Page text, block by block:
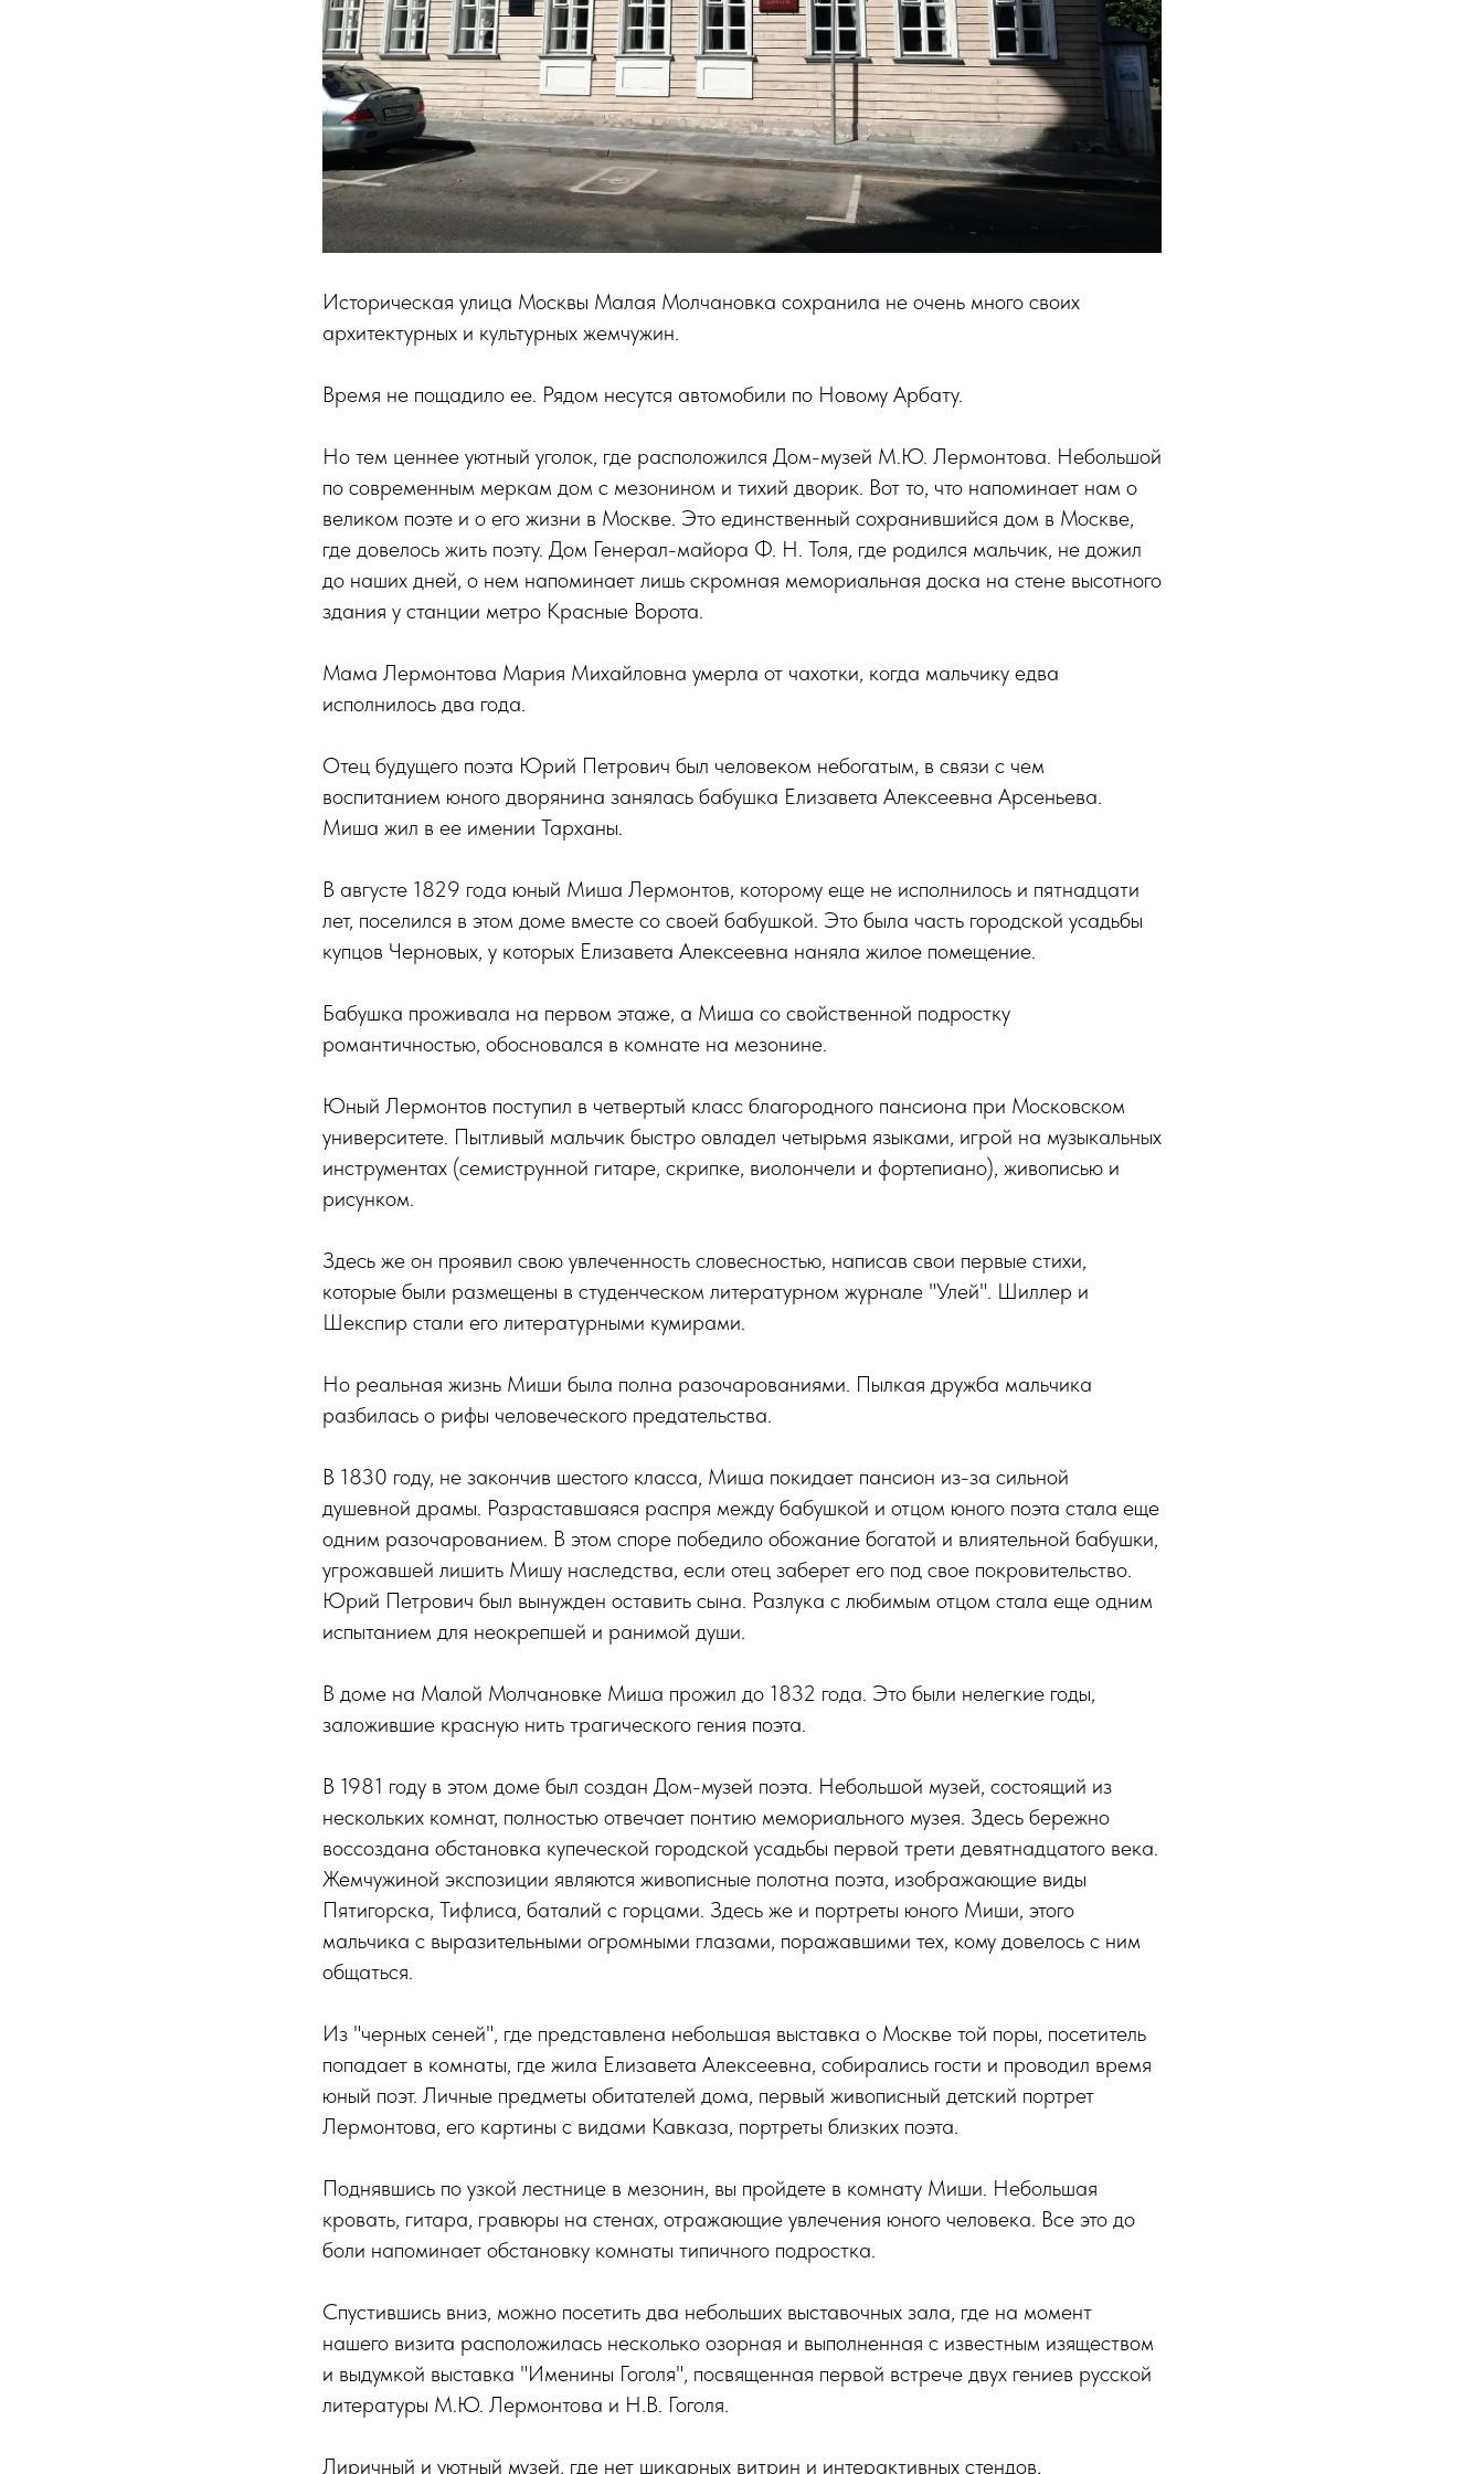
Историческая улица Москвы Малая Молчановка сохранила не очень много своих
архитектурных и культурных жемчужин.
Время не пощадило ее. Рядом несутся автомобили по Новому Арбату.
Но тем ценнее уютный уголок, где расположился Дом-музей М.Ю. Лермонтова. Небольшой
по современным меркам дом с мезонином и тихий дворик. Вот то, что напоминает нам о
великом поэте и о его жизни в Москве. Это единственный сохранившийся дом в Москве,
где довелось жить поэту. Дом Генерал-майора Ф. Н. Толя, где родился мальчик, не дожил
до наших дней, о нем напоминает лишь скромная мемориальная доска на стене высотного
здания у станции метро Красные Ворота.
Мама Лермонтова Мария Михайловна умерла от чахотки, когда мальчику едва
исполнилось два года.
Отец будущего поэта Юрий Петрович был человеком небогатым, в связи с чем
воспитанием юного дворянина занялась бабушка Елизавета Алексеевна Арсеньева.
Миша жил в ее имении Тарханы.
В августе 1829 года юный Миша Лермонтов, которому еще не исполнилось и пятнадцати
лет, поселился в этом доме вместе со своей бабушкой. Это была часть городской усадьбы
купцов Черновых, у которых Елизавета Алексеевна наняла жилое помещение.
Бабушка проживала на первом этаже, а Миша со свойственной подростку
романтичностью, обосновался в комнате на мезонине.
Юный Лермонтов поступил в четвертый класс благородного пансиона при Московском
университете. Пытливый мальчик быстро овладел четырьмя языками, игрой на музыкальных
инструментах (семиструнной гитаре, скрипке, виолончели и фортепиано), живописью и
рисунком.
Здесь же он проявил свою увлеченность словесностью, написав свои первые стихи,
которые были размещены в студенческом литературном журнале "Улей". Шиллер и
Шекспир стали его литературными кумирами.
Но реальная жизнь Миши была полна разочарованиями. Пылкая дружба мальчика
разбилась о рифы человеческого предательства.
В 1830 году, не закончив шестого класса, Миша покидает пансион из-за сильной
душевной драмы. Разраставшаяся распря между бабушкой и отцом юного поэта стала еще
одним разочарованием. В этом споре победило обожание богатой и влиятельной бабушки,
угрожавшей лишить Мишу наследства, если отец заберет его под свое покровительство.
Юрий Петрович был вынужден оставить сына. Разлука с любимым отцом стала еще одним
испытанием для неокрепшей и ранимой души.
В доме на Малой Молчановке Миша прожил до 1832 года. Это были нелегкие годы,
заложившие красную нить трагического гения поэта.
В 1981 году в этом доме был создан Дом-музей поэта. Небольшой музей, состоящий из
нескольких комнат, полностью отвечает понтию мемориального музея. Здесь бережно
воссоздана обстановка купеческой городской усадьбы первой трети девятнадцатого века.
Жемчужиной экспозиции являются живописные полотна поэта, изображающие виды
Пятигорска, Тифлиса, баталий с горцами. Здесь же и портреты юного Миши, этого
мальчика с выразительными огромными глазами, поражавшими тех, кому довелось с ним
общаться.
Из "черных сеней", где представлена небольшая выставка о Москве той поры, посетитель
попадает в комнаты, где жила Елизавета Алексеевна, собирались гости и проводил время
юный поэт. Личные предметы обитателей дома, первый живописный детский портрет
Лермонтова, его картины с видами Кавказа, портреты близких поэта.
Поднявшись по узкой лестнице в мезонин, вы пройдете в комнату Миши. Небольшая
кровать, гитара, гравюры на стенах, отражающие увлечения юного человека. Все это до
боли напоминает обстановку комнаты типичного подростка.
Спустившись вниз, можно посетить два небольших выставочных зала, где на момент
нашего визита расположилась несколько озорная и выполненная с известным изяществом
и выдумкой выставка "Именины Гоголя", посвященная первой встрече двух гениев русской
литературы М.Ю. Лермонтова и Н.В. Гоголя.
Лиричный и уютный музей, где нет шикарных витрин и интерактивных стендов,